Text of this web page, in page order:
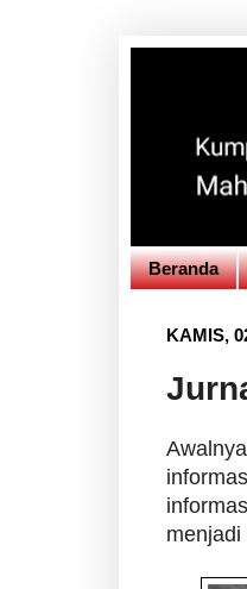
Beranda
KAMIS,
menjadi